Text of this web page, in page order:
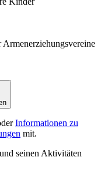
Informationen zu
mit.
seinen Aktivitäten